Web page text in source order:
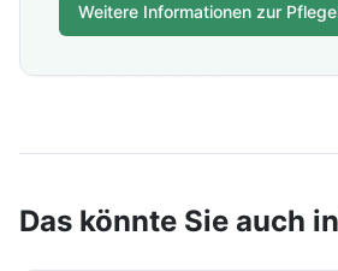
Weitere Informationen zur
Das könnte Sie auch